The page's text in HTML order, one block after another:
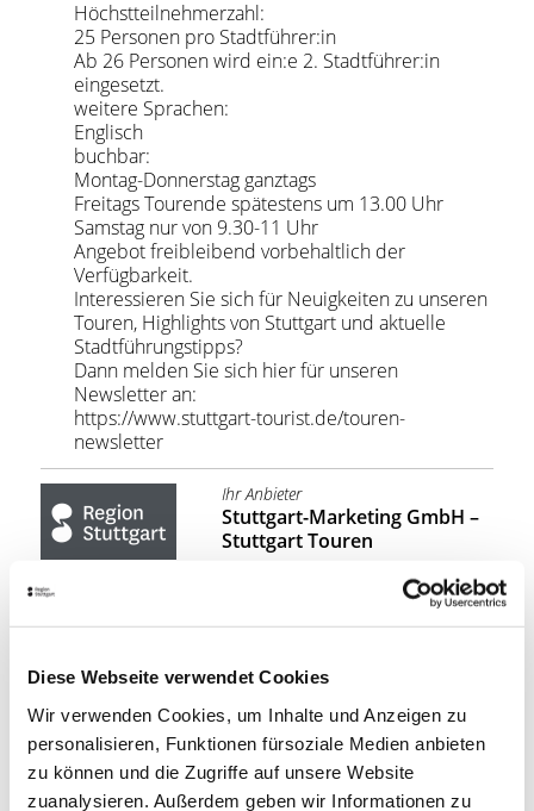
Diese Webseite verwendet Cookies
Wir verwenden Cookies, um Inhalte und Anzeigen zu
personalisieren, Funktionen fürsoziale Medien anbieten
zu können und die Zugriffe auf unsere Website
zuanalysieren. Außerdem geben wir Informationen zu
Höchstteilnehmerzahl:
25 Personen pro Stadtführer:in
Ab 26 Personen wird ein:e 2. Stadtführer:in
eingesetzt.
weitere Sprachen:
Englisch
buchbar:
Montag-Donnerstag ganztags
Freitags Tourende spätestens um 13.00 Uhr
Samstag nur von 9.30-11 Uhr
Angebot freibleibend vorbehaltlich der
Verfügbarkeit.
Interessieren Sie sich für Neuigkeiten zu unseren
Touren, Highlights von Stuttgart und aktuelle
Stadtführungstipps?
Dann melden Sie sich hier für unseren
Newsletter an:
https://www.stuttgart-tourist.de/touren-
newsletter
Ihr Anbieter
Stuttgart-Marketing GmbH –
Stuttgart Touren
170,00
Stuttgart Convention Bureau